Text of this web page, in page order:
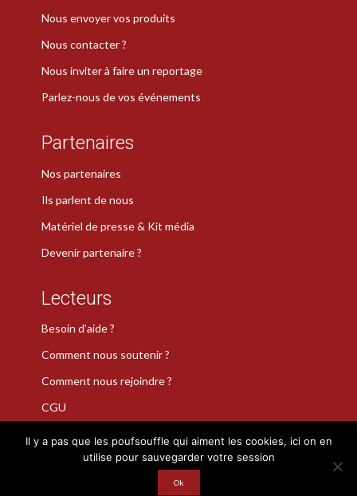
Nous envoyer vos produits
Nous contacter ?
Nous inviter à faire un reportage
Parlez-nous de vos événements
Partenaires
Nos partenaires
Ils parlent de nous
Matériel de presse & Kit média
Devenir partenaire ?
Lecteurs
Besoin d’aide ?
Comment nous soutenir ?
Comment nous rejoindre ?
CGU
La Plume de Poudlard est une marque déposée · Copyright 2026
· Tous droits réservés
Il y a pas que les poufsouffle qui aiment les cookies, ici on en
utilise pour sauvegarder votre session
Ok